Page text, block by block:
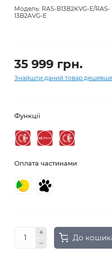
Модель: RAS-B13B2KVG-E/RAS-
13B2AVG-E
35 999 грн.
Знайшли даний товар
Функції
Оплата частинами
До